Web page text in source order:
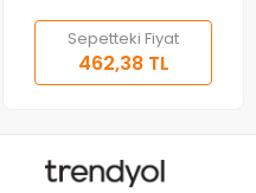
Sepetteki Fiyat
462,38 TL